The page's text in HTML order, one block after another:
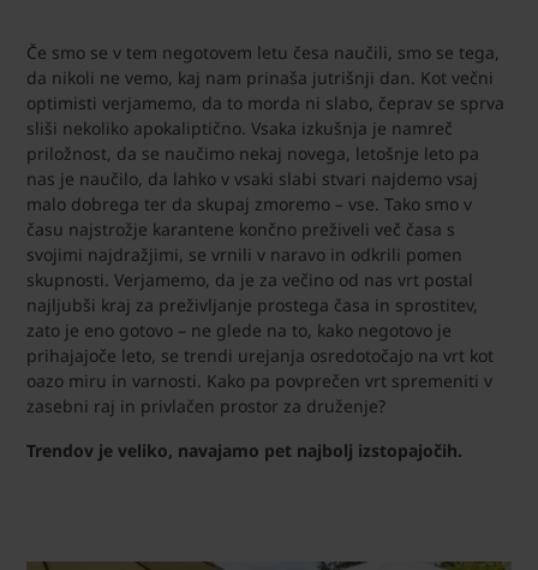
Če smo se v tem negotovem letu česa naučili, smo se tega,
da nikoli ne vemo, kaj nam prinaša jutrišnji dan. Kot večni
optimisti verjamemo, da to morda ni slabo, čeprav se sprva
sliši nekoliko apokaliptično. Vsaka izkušnja je namreč
priložnost, da se naučimo nekaj novega, letošnje leto pa
nas je naučilo, da lahko v vsaki slabi stvari najdemo vsaj
malo dobrega ter da skupaj zmoremo – vse. Tako smo v
času najstrožje karantene končno preživeli več časa s
svojimi najdražjimi, se vrnili v naravo in odkrili pomen
skupnosti. Verjamemo, da je za večino od nas vrt postal
najljubši kraj za preživljanje prostega časa in sprostitev,
zato je eno gotovo – ne glede na to, kako negotovo je
prihajajoče leto, se trendi urejanja osredotočajo na vrt kot
oazo miru in varnosti. Kako pa povprečen vrt spremeniti v
zasebni raj in privlačen prostor za druženje?
Trendov je veliko, navajamo pet najbolj izstopajočih.